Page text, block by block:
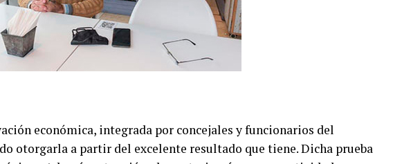
económica, integrada por concejales y funcionarios del
otorgarla a partir del excelente resultado que tiene. Dicha prueba